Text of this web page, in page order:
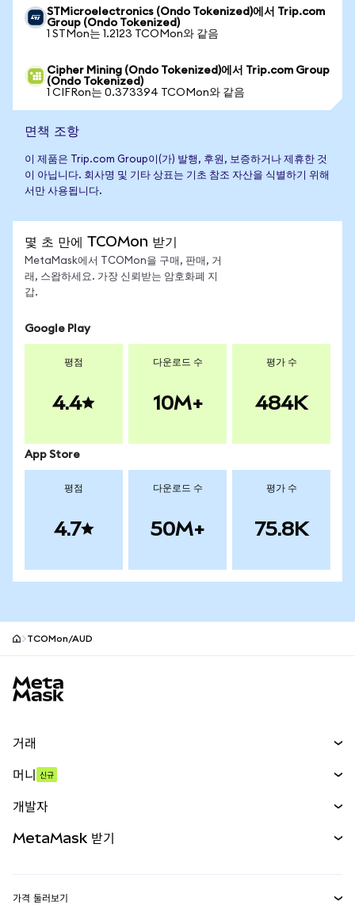
STMicroelectronics (Ondo Tokenized)에서 Trip.com
Group (Ondo Tokenized)
1 STMon는 1.2123 TCOMon와 같음
Cipher Mining (Ondo Tokenized)에서 Trip.com Group
(Ondo Tokenized)
1 CIFRon는 0.373394 TCOMon와 같음
면책 조항
이 제품은 Trip.com Group이(가) 발행, 후원, 보증하거나 제휴한 것
이 아닙니다. 회사명 및 기타 상표는 기초 참조 자산을 식별하기 위해
서만 사용됩니다.
몇 초 만에 TCOMon 받기
MetaMask에서 TCOMon을 구매, 판매, 거
래, 스왑하세요. 가장 신뢰받는 암호화폐 지
갑.
Google Play
평점
4.4
다운로드 수
10M+
평가 수
484K
App Store
평점
4.7
다운로드 수
50M+
평가 수
75.8K
TCOMon/AUD
거래
무기한 선물
실물자산
머니 신규
개발자
MetaMask 받기
가격 둘러보기